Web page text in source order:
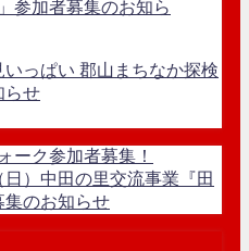
いっぱい 郡山まちなか探検
らせ
ーク参加者募集！
日）中田の里交流事業『田
集のお知らせ